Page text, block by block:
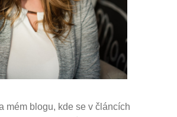
mém blogu, kde se v článcích